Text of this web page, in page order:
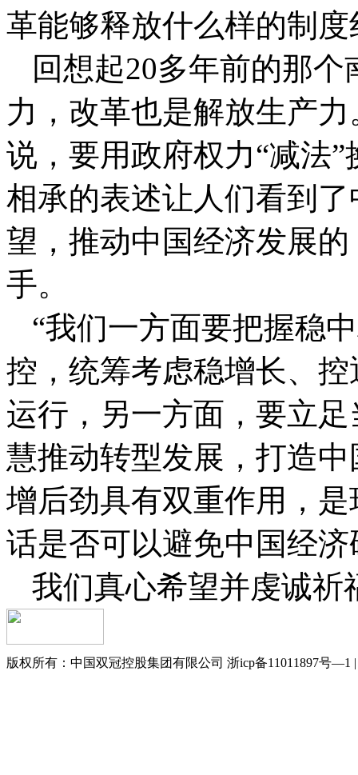
革能够释放什么样的制度
回想起20多年前的那
力，改革也是解放生产
说，要用政府权力“减法
相承的表述让人们看到
望，推动中国经济发展
手。
“我们一方面要把握稳
控，统筹考虑稳增长、
运行，另一方面，要立
慧推动转型发展，打造
增后劲具有双重作用，
话是否可以避免中国经
我们真心希望并虔诚祈
版权所有：中国双冠控股集团有限公司 浙icp备11011897号—1